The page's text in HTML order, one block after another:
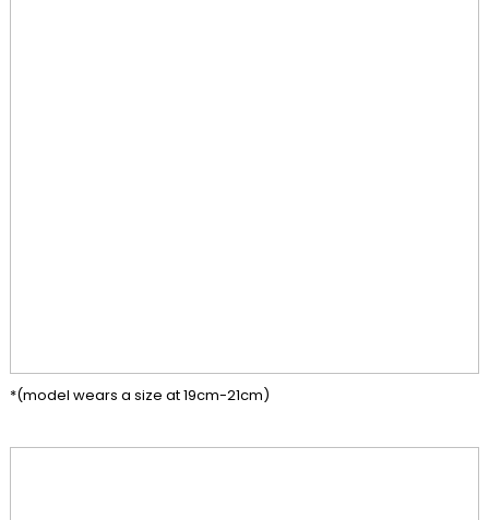
*(model wears a size at 19cm-21cm)